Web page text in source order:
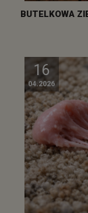
BUTELKOWA
16
04.2026